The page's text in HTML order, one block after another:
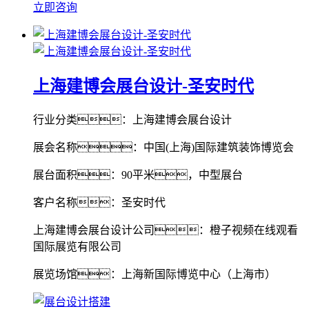
立即咨询
上海建博会展台设计-圣安时代
行业分类：上海建博会展台设计
展会名称：中国(上海)国际建筑装饰博览会
展台面积：90平米，中型展台
客户名称：圣安时代
上海建博会展台设计公司：橙子视频在线观看
国际展览有限公司
展览场馆：上海新国际博览中心（上海市）